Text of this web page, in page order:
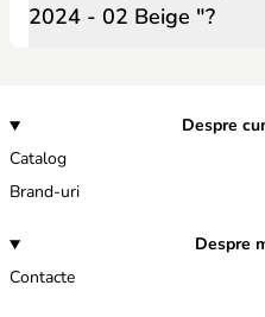
2024 - 02 Beige "?
Despre
Catalog
Brand-uri
Despre
Contacte